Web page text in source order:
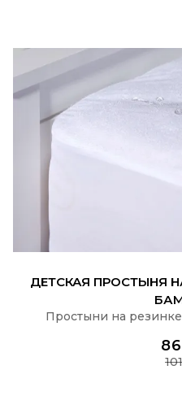
ДЕТСКАЯ ПРОСТЫНЯ
Простыни на